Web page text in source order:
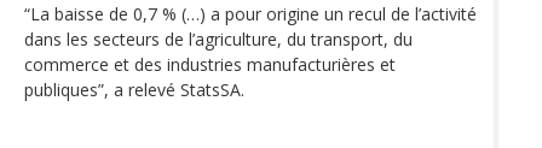
“La baisse de 0,7 % (…) a pour origine un recul de l’activité
dans les secteurs de l’agriculture, du transport, du
commerce et des industries manufacturières et
publiques”, a relevé StatsSA.